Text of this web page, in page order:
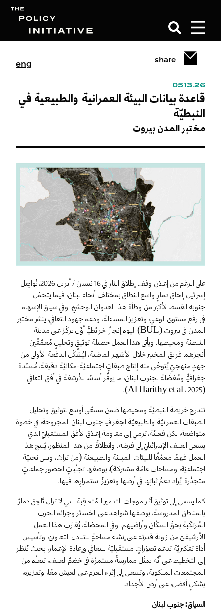
eng
share
05.13.26
قاعدة بيانات البيئة العمرانية والطبيعية في
النبطيّة
مختبر المدن بيروت
على الرغم من إعلان وقف إطلاق النار في 16 نيسان / أبريل 2026، تُواصِل
إسرائيل إلحاق دمارٍ واسع النطاق بمختلف أنحاء لبنان، فيما يتحمّل
جنوبه القسط الأكبر من وطأة هذا العدوان الوحشيّ. وفي سياق الإسهام
في رفع مستوى الوعي، وتعزيز المساءلة، ودعم جهود التعافي، ينشر مختبر
المدن في بيروت (BUL) اليوم إنجازًا خرائطيًّا أوَّل يركّز على مدينة
النبطيّة ومحيطها. ويأتي هذا العمل حصيلة توثيقٍ وتحليلٍ مُعمّقَين
أنجزهما فريق المختبر خلال الأشهر الماضية، ليُشكّل الدفعة الأولى من
جهدٍ منهجيّ يُتوخّى منه إنتاج طبقاتٍ اجتماعيّة-مكانيّة دقيقة، مُسنَدة
جغرافيًّا ومُفصَّلة لجنوب لبنان، ما يوفّر أساسًا للأرشفة في أفق التعافي
(Al Harithy et al.، 2025).
تندرج خريطة النبطيّة ومحيطها ضمن مسعًى أوسع لتوثيق وتحليل
الطبقات العمرانيّة والطبيعيّة لجغرافيا جنوب لبنان المجروحة، في خطوة
متواضعة، لكن فعليَّة، ترمي إلى مقاومة إغلاق الأفق المستقبليّ الذي
يسعى العنف الإسرائيليّ إلى فرضه. وانطلاقًا من هذا المنظور، يُنتج هذا
العمل فهمًا معمّقًا للبيئات المبنيّة والطبيعيّة (من تراث، وبنى تحتيّة
اجتماعيّة، ومساحات عامّة مشتركة)، بوصفها تجلّياتٍ لحضور جماعاتٍ
متجذّرة، يُراد دعمُ ثباتِها في أرضها وتعزيزُ استمرارِها فيها.
كما يسعى إلى توثيق آثار موجات التدمير المُتعاقِبة التي لا تزال تُلحِق دمارًا
بالمناطق المدروسة، بوصفها شواهد على الخسائر وجرائم الحرب
المُرتكَبة بحقّ السكّان وأراضيهم. وفي المحصّلة، يُقارَب هذا العمل
الأرشيفيّ من زاوية قدرته على إنشاء مساحةٍ للتبادل التعاونيّ، وتأسيس
أداة تفكيريّة تدعم تصوّراتٍ مستقبليّة للتعافي وإعادة الإعمار، بحيث يُنظر
إلى التخطيط على أنّه يمثّل ممارسةً مستمرّة في خضمّ العنف، تتعلّم من
المجتمعات المنكوبة، وتسعى إلى إثراء العزم على العيش معًا، وتعزيزه،
بشكلٍ أفضل، على أرض الأجداد.
السياق: جنوب لبنان
Search